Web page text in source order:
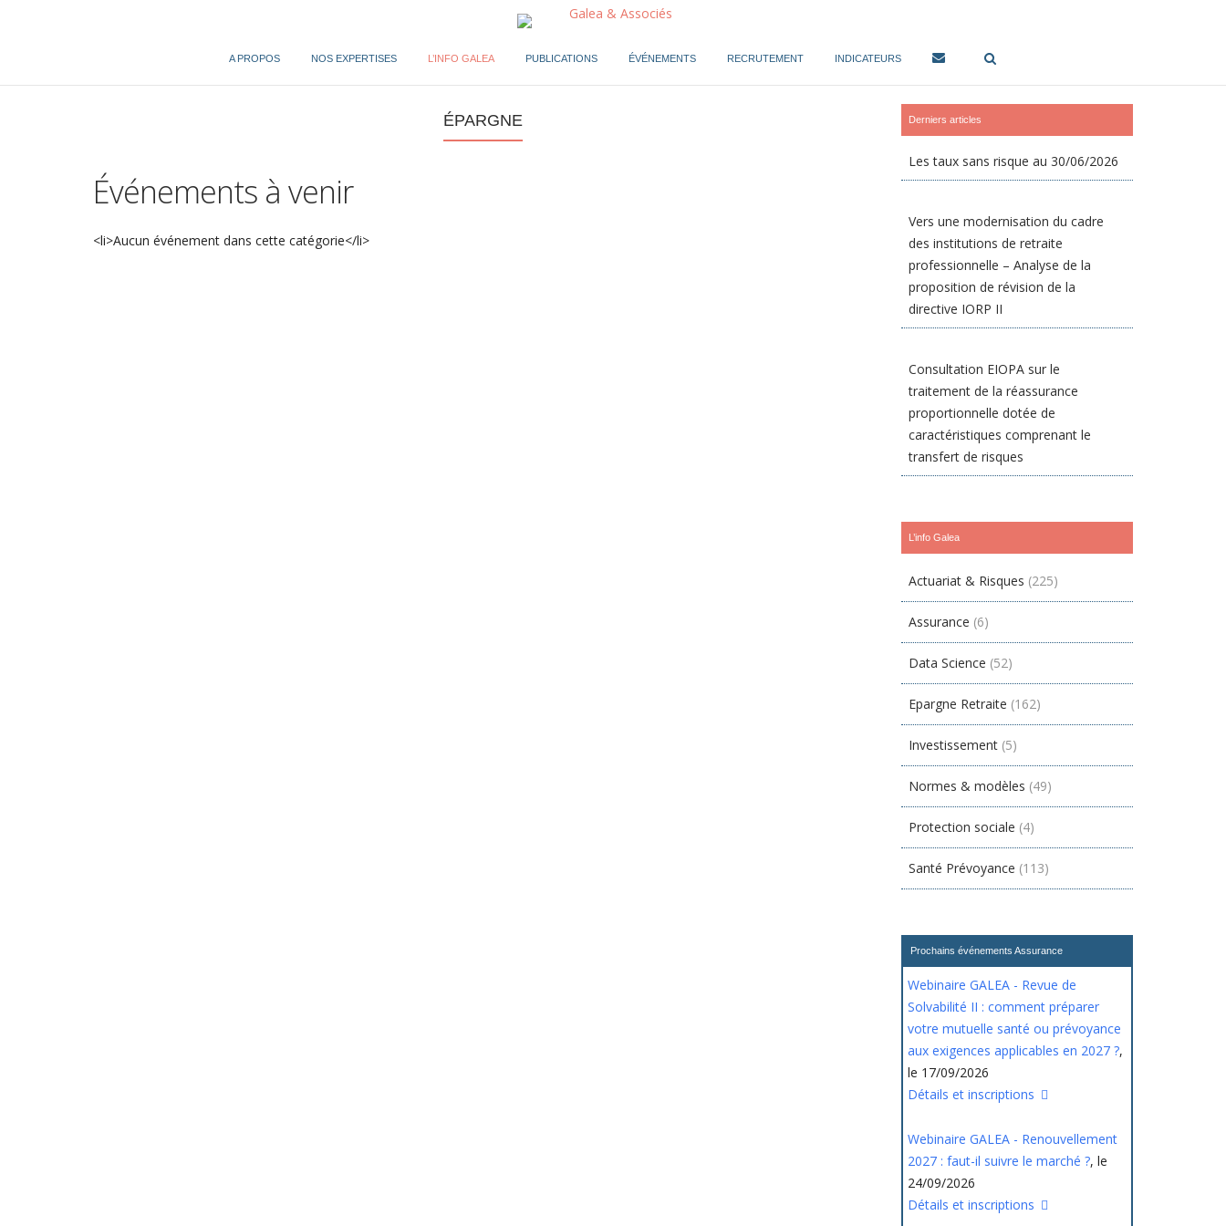
A PROPOS NOS EXPERTISES L’INFO GALEA PUBLICATIONS ÉVÉNEMENTS RECRUTEMENT INDICATEURS
ÉPARGNE
Événements à venir
<li>Aucun événement dans cette catégorie</li>
Derniers articles
Les taux sans risque au 30/06/2026
Vers une modernisation du cadre
des institutions de retraite
professionnelle – Analyse de la
proposition de révision de la
directive IORP II
Consultation EIOPA sur le
traitement de la réassurance
proportionnelle dotée de
caractéristiques comprenant le
transfert de risques
L’info Galea
Actuariat & Risques (225)
Assurance (6)
Data Science (52)
Epargne Retraite (162)
Investissement (5)
Normes & modèles (49)
Protection sociale (4)
Santé Prévoyance (113)
Prochains événements Assurance
Webinaire GALEA - Revue de
Solvabilité II : comment préparer
votre mutuelle santé ou prévoyance
aux exigences applicables en 2027 ?,
le 17/09/2026
Détails et inscriptions
Webinaire GALEA - Renouvellement
2027 : faut-il suivre le marché ?, le
24/09/2026
Détails et inscriptions